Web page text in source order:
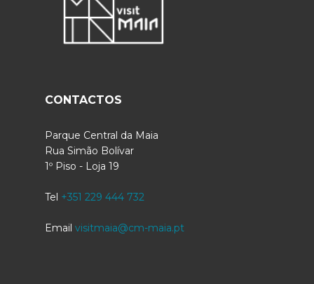
CONTACTOS
Parque Central da Maia
Rua Simão Bolívar
1º Piso - Loja 19
Tel +351 229 444 732
Email visitmaia@cm-maia.pt